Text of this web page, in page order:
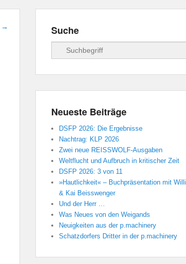
→ Suche
Suchen
Neueste Beiträge
DSFP 2026: Die Ergebnisse
Nachtrag: KLP 2026
Zwei neue REISSWOLF-Ausgaben
Weltflucht und Aufbruch in kritischer Zeit
DSFP 2026: 3 von 11
»Hautlichkeit« – Buchpräsentation mit
& Kai Beisswenger
Und der Herr …
Was Neues von den Weigands
Neuigkeiten aus der p.machinery
Schatzdorfers Dritter in der p.machinery